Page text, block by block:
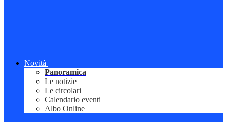
Novità
Panoramica
Le notizie
Le circolari
Calendario eventi
Albo Online